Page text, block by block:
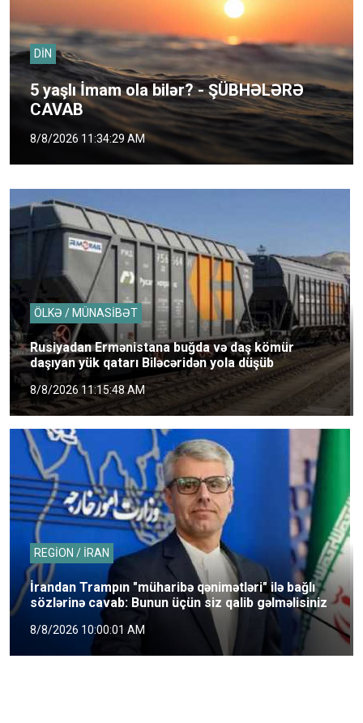
DİN
5 yaşlı İmam ola bilər? - ŞÜBHƏLƏRƏ
CAVAB
8/8/2026 11:34:29 AM
ÖLKƏ / MÜNASİBƏT
Rusiyadan Ermənistana buğda və daş kömür
daşıyan yük qatarı Biləcəridən yola düşüb
8/8/2026 11:15:48 AM
REGİON / İRAN
İrandan Trampın "müharibə qənimətləri" ilə bağlı
sözlərinə cavab: Bunun üçün siz qalib gəlməlisiniz
8/8/2026 10:00:01 AM